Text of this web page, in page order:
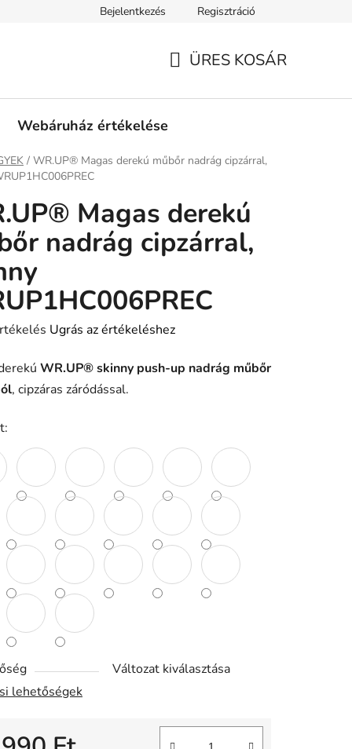
Fizetési feltételek Kereskedőknek
Bejelentkezés Regisztráció
ÜRES KOSÁR
Webáruház értékelése
/ WR.UP® Magas derekú műbőr nadrág cipzárral,
Magas derekú
nadrág cipzárral,
Ugrás az értékeléshez
WR.UP® skinny push-up nadrág műbőr
, cipzáras záródással.
Változat kiválasztása
lehetőségek